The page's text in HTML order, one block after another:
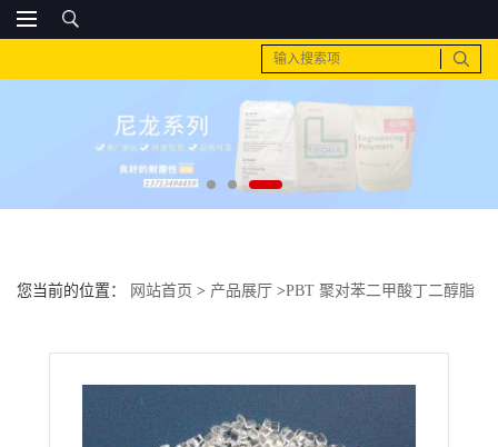
您当前的位置： 网站首页 > 产品展厅 >PBT 聚对苯二甲酸丁二醇脂